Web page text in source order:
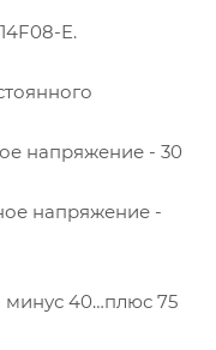
E.
напряжение - 30
напряжение -
минус 40…плюс 75